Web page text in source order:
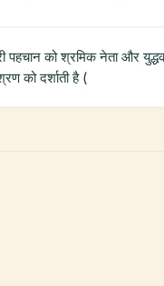
पहचान को श्रमिक नेता और
को दर्शाती है (